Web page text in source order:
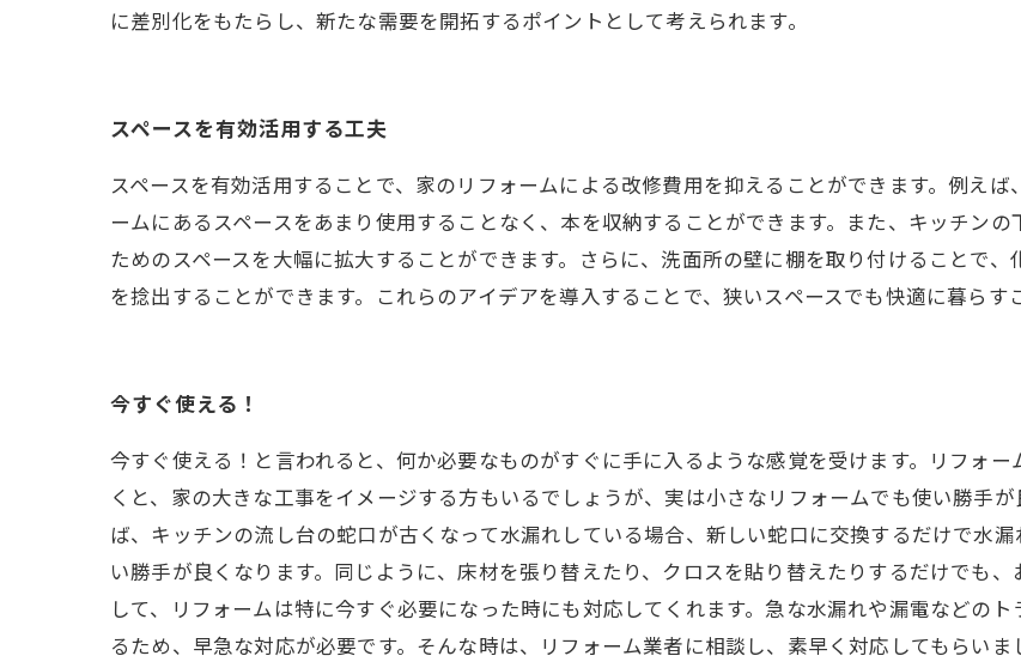
に差別化をもたらし、新たな需要を開拓するポイントとして考えられます。
スペースを有効活用する工夫
スペースを有効活用することで、家のリフォームによる改修費用を抑えることができます。例え
ームにあるスペースをあまり使用することなく、本を収納することができます。また、キッチン
ためのスペースを大幅に拡大することができます。さらに、洗面所の壁に棚を取り付けることで
を捻出することができます。これらのアイデアを導入することで、狭いスペースでも快適に暮らす
今すぐ使える！
今すぐ使える！と言われると、何か必要なものがすぐに手に入るような感覚を受けます。リフォ
くと、家の大きな工事をイメージする方もいるでしょうが、実は小さなリフォームでも使い勝手
ば、キッチンの流し台の蛇口が古くなって水漏れしている場合、新しい蛇口に交換するだけで水
い勝手が良くなります。同じように、床材を張り替えたり、クロスを貼り替えたりするだけでも
して、リフォームは特に今すぐ必要になった時にも対応してくれます。急な水漏れや漏電などの
るため、早急な対応が必要です。そんな時は、リフォーム業者に相談し、素早く対応してもらい